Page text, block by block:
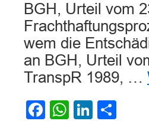
BGH, Urteil vom
wem die
an BGH, Urteil
TranspR 1989, …
Facebook
WhatsApp